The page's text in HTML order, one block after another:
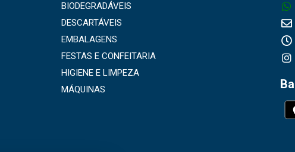
BIODEGRADÁVEIS
DESCARTÁVEIS
EMBALAGENS
FESTAS E CONFEITARIA
HIGIENE E LIMPEZA
MÁQUINAS